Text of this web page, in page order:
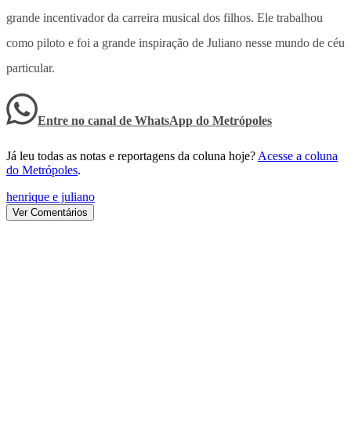
grande incentivador da carreira musical dos filhos. Ele trabalhou
como piloto e foi a grande inspiração de Juliano nesse mundo de céu
particular.
Entre no canal de WhatsApp do Metrópoles
Já leu todas as notas e reportagens da coluna hoje? Acesse a coluna
do Metrópoles.
henrique e juliano
Ver Comentários